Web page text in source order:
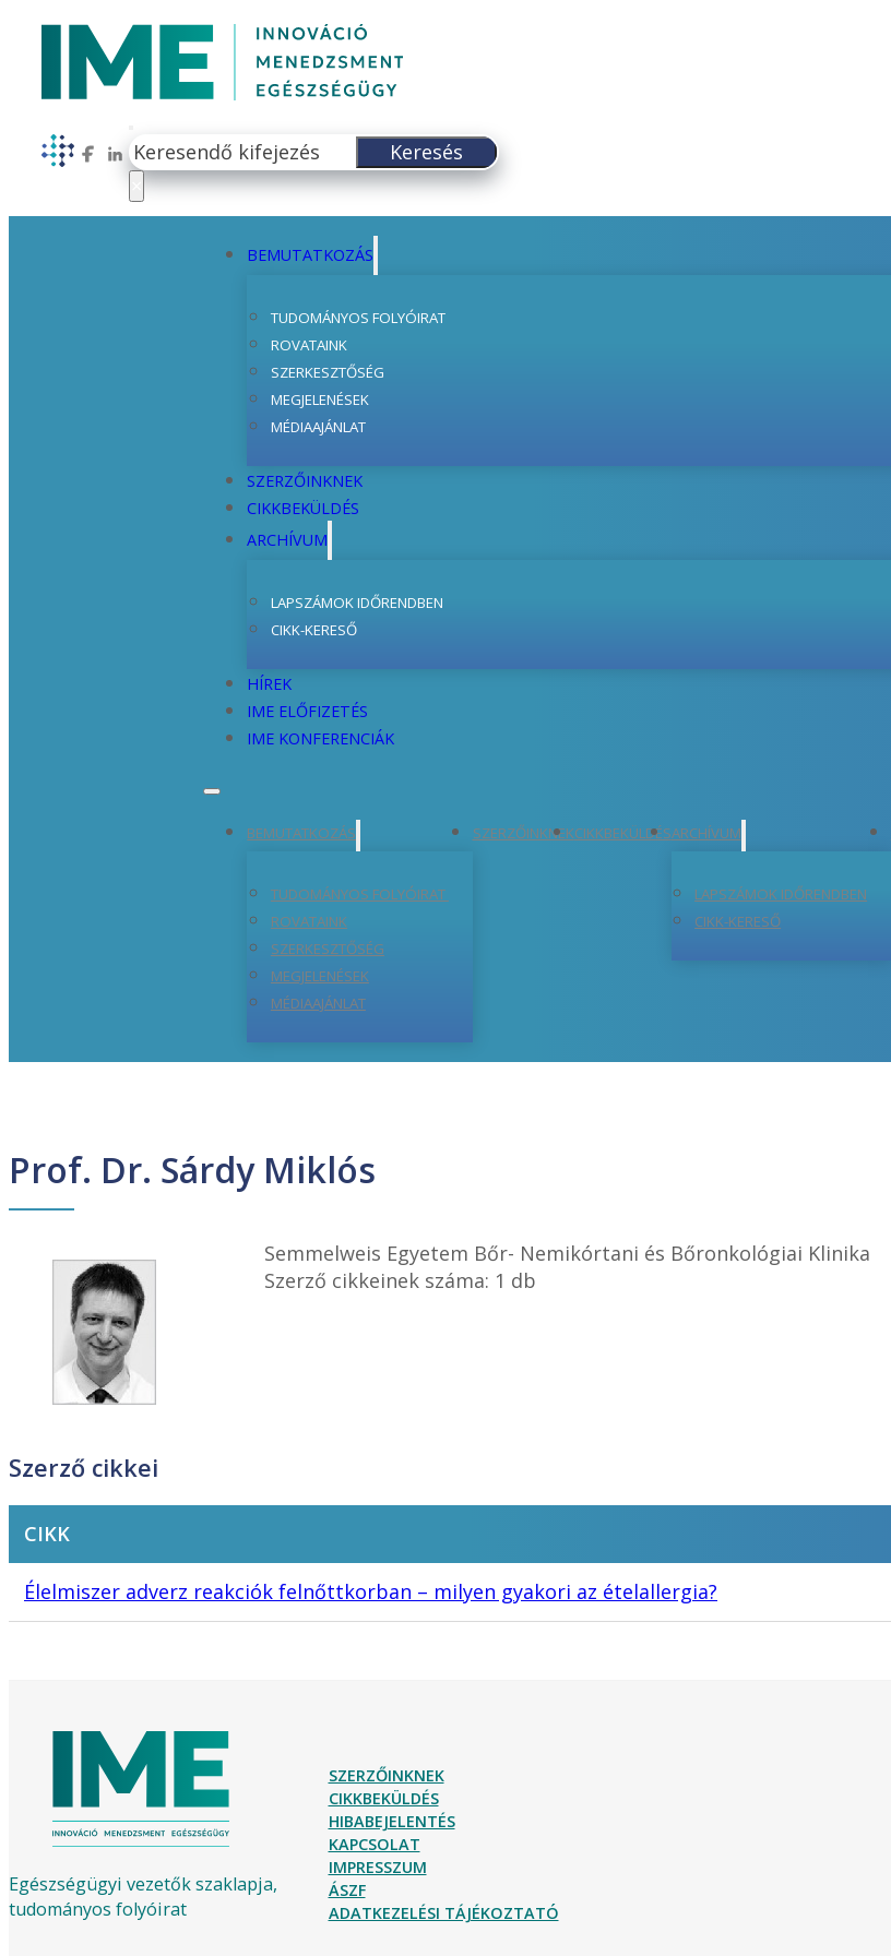
Follow us on Facebook
Follow us on LinkedIn
Keresés
Keresés
BEMUTATKOZÁS
TUDOMÁNYOS FOLYÓIRAT
ROVATAINK
SZERKESZTŐSÉG
MEGJELENÉSEK
MÉDIAAJÁNLAT
SZERZŐINKNEK
CIKKBEKÜLDÉS
ARCHÍVUM
LAPSZÁMOK IDŐRENDBEN
CIKK-KERESŐ
HÍREK
IME ELŐFIZETÉS
IME KONFERENCIÁK
BEMUTATKOZÁS
TUDOMÁNYOS FOLYÓIRAT
ROVATAINK
SZERKESZTŐSÉG
MEGJELENÉSEK
MÉDIAAJÁNLAT
SZERZŐINKNEKCIKKBEKÜLDÉSARCHÍVUM
LAPSZÁMOK IDŐRENDBEN
CIKK-KERESŐ
Prof. Dr. Sárdy Miklós
Semmelweis Egyetem Bőr- Nemikórtani és Bőronkológiai Klinika
Szerző cikkeinek száma: 1 db
Szerző cikkei
CIKK
Élelmiszer adverz reakciók felnőttkorban – milyen gyakori az ételallergia?
Egészségügyi vezetők szaklapja,
tudományos folyóirat
SZERZŐINKNEK
CIKKBEKÜLDÉS
HIBABEJELENTÉS
KAPCSOLAT
IMPRESSZUM
ÁSZF
ADATKEZELÉSI TÁJÉKOZTATÓ